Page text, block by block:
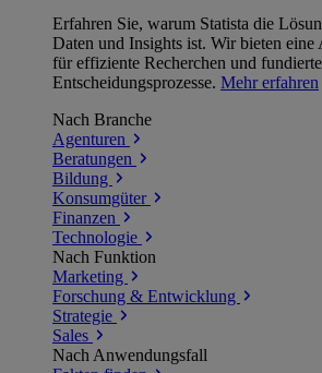
Erfahren Sie, warum Statista die
Daten und Insights ist. Wir bieten
für effiziente Recherchen und fundierte
Entscheidungsprozesse. Mehr erfahren
Nach Branche
Agenturen
Beratungen
Bildung
Konsumgüter
Finanzen
Technologie
Nach Funktion
Marketing
Forschung & Entwicklung
Strategie
Sales
Nach Anwendungsfall